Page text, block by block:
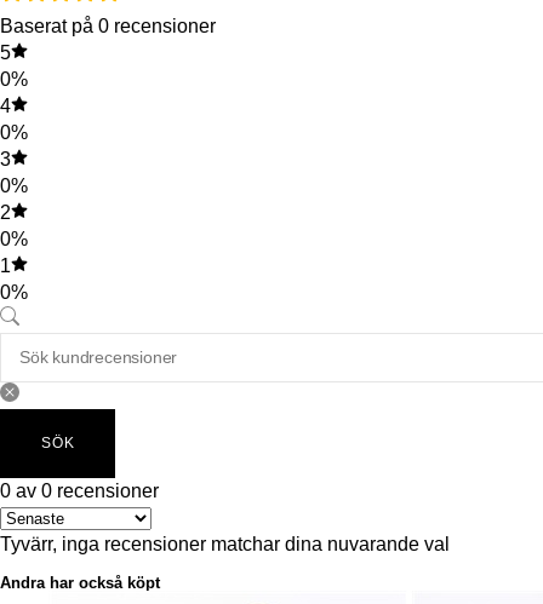
Baserat på 0 recensioner
5
0%
4
0%
3
0%
2
0%
1
0%
SÖK
0 av 0 recensioner
Tyvärr, inga recensioner matchar dina nuvarande val
Andra har också köpt